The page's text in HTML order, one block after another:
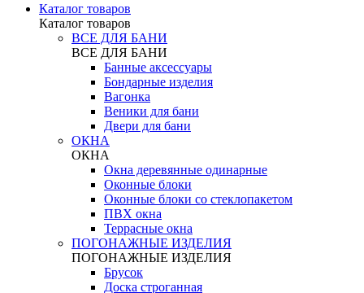
Каталог товаров
Каталог товаров
ВСЕ ДЛЯ БАНИ
ВСЕ ДЛЯ БАНИ
Банные аксессуары
Бондарные изделия
Вагонка
Веники для бани
Двери для бани
ОКНА
ОКНА
Окна деревянные одинарные
Оконные блоки
Оконные блоки со стеклопакетом
ПВХ окна
Террасные окна
ПОГОНАЖНЫЕ ИЗДЕЛИЯ
ПОГОНАЖНЫЕ ИЗДЕЛИЯ
Брусок
Доска строганная